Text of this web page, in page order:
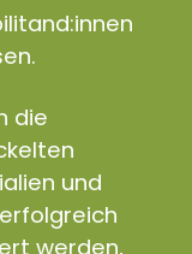
die
und
werden,